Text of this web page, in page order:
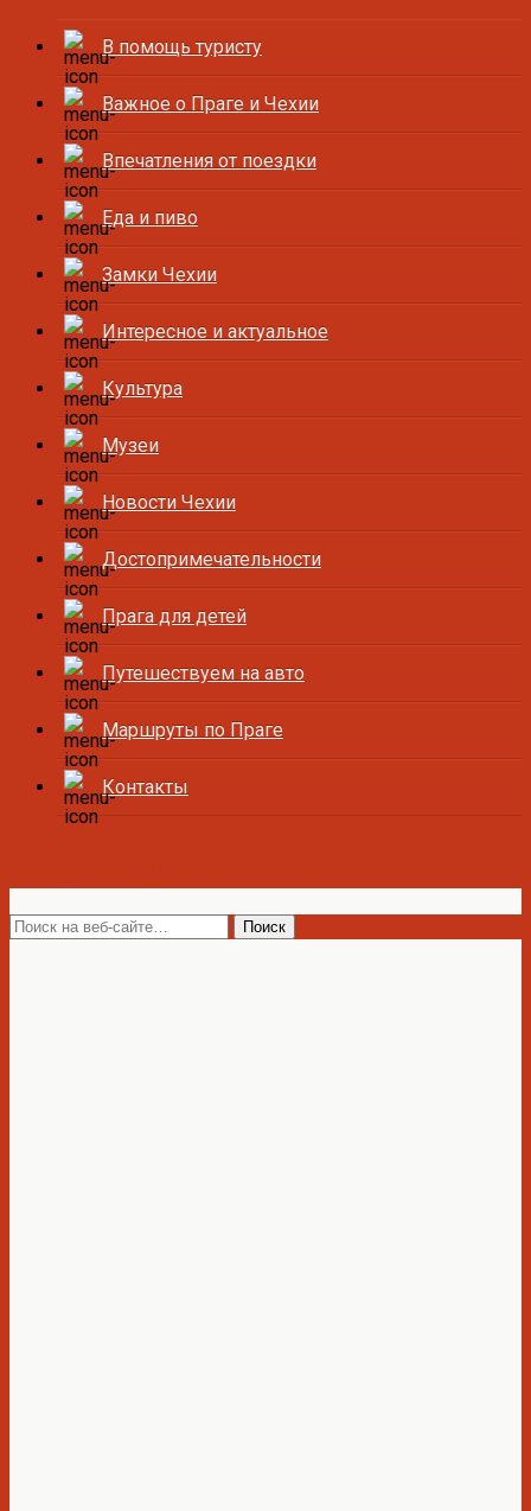
В помощь туристу
Важное о Праге и Чехии
Впечатления от поездки
Еда и пиво
Замки Чехии
Интересное и актуальное
Культура
Музеи
Новости Чехии
Достопримечательности
Прага для детей
Путешествуем на авто
Маршруты по Праге
Контакты